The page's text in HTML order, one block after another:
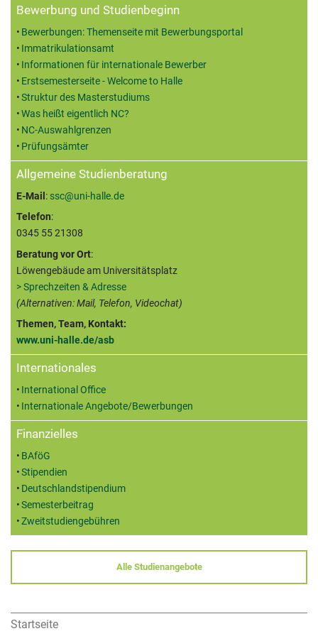
Bewerbung und Studienbeginn
Bewerbungen: Themenseite mit Bewerbungsportal
Immatrikulationsamt
Informationen für internationale Bewerber
Erstsemesterseite - Welcome to Halle
Struktur des Masterstudiums
Was heißt eigentlich NC?
NC-Auswahlgrenzen
Prüfungsämter
Allgemeine Studienberatung
E-Mail : ssc@uni-halle.de
Telefon:
0345 55 21308
Beratung vor Ort:
Löwengebäude am Universitätsplatz
> Sprechzeiten & Adresse
(Alternativen: Mail, Telefon, Videochat)
Themen, Team, Kontakt:
www.uni-halle.de/asb
Internationales
International Office
Internationale Angebote/Bewerbungen
Finanzielles
BAföG
Stipendien
Deutschlandstipendium
Semesterbeitrag
Zweitstudiengebühren
Alle Studienangebote
Startseite